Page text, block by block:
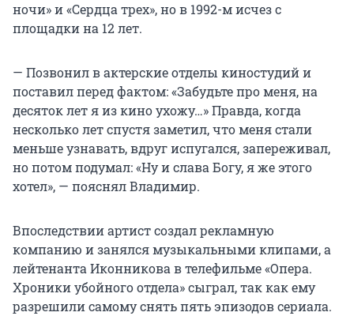
ночи» и «Сердца трех», но в 1992-м исчез с
площадки на 12 лет.
— Позвонил в актерские отделы киностудий и
поставил перед фактом: «Забудьте про меня, на
десяток лет я из кино ухожу…» Правда, когда
несколько лет спустя заметил, что меня стали
меньше узнавать, вдруг испугался, запереживал,
но потом подумал: «Ну и слава Богу, я же этого
хотел», — пояснял Владимир.
Впоследствии артист создал рекламную
компанию и занялся музыкальными клипами, а
лейтенанта Иконникова в телефильме «Опера.
Хроники убойного отдела» сыграл, так как ему
разрешили самому снять пять эпизодов сериала.